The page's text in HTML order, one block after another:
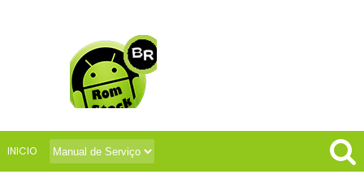
INICIO